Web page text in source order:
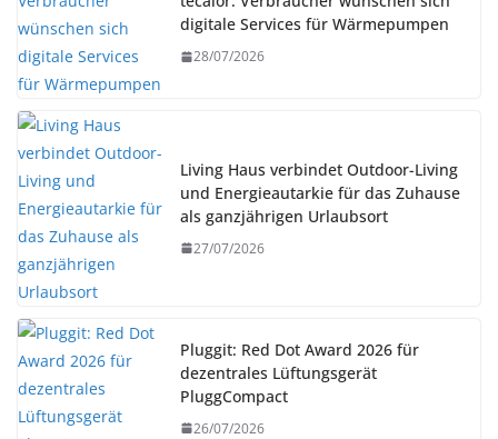
digitale Services für Wärmepumpen
28/07/2026
Living Haus verbindet Outdoor-Living
und Energieautarkie für das Zuhause
als ganzjährigen Urlaubsort
27/07/2026
Pluggit: Red Dot Award 2026 für
dezentrales Lüftungsgerät
PluggCompact
26/07/2026